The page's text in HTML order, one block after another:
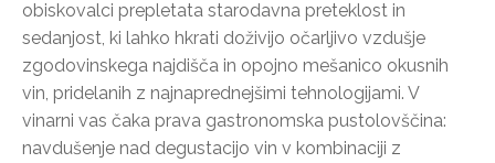
obiskovalci prepletata starodavna preteklost in
sedanjost, ki lahko hkrati doživijo očarljivo vzdušje
zgodovinskega najdišča in opojno mešanico okusnih
vin, pridelanih z najnaprednejšimi tehnologijami. V
vinarni vas čaka prava gastronomska pustolovščina:
navdušenje nad degustacijo vin v kombinaciji z